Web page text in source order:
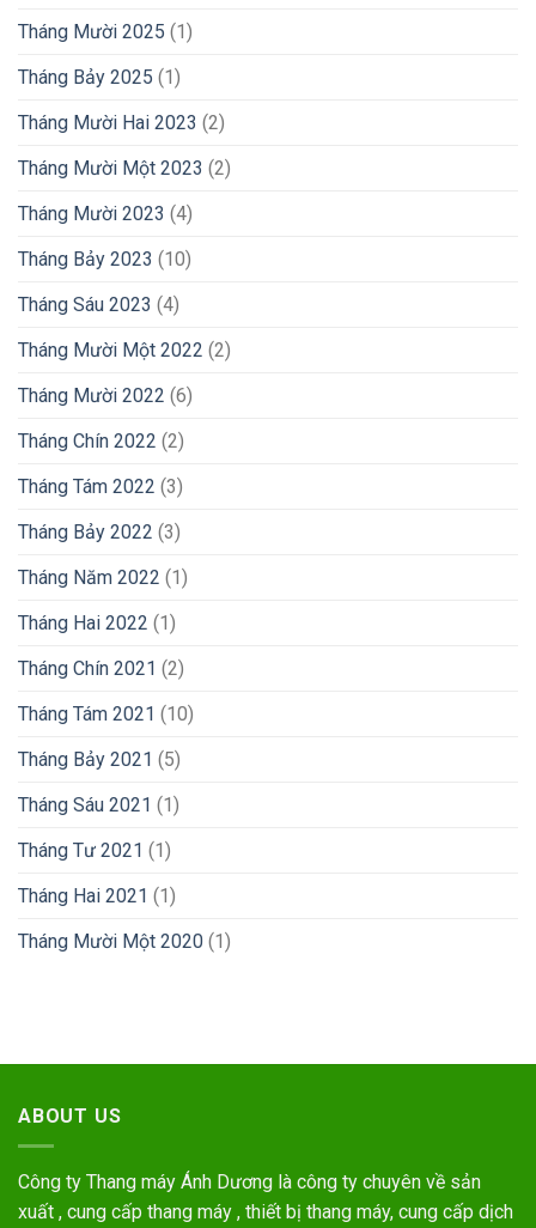
Tháng Mười 2025 (1)
Tháng Bảy 2025 (1)
Tháng Mười Hai 2023 (2)
Tháng Mười Một 2023 (2)
Tháng Mười 2023 (4)
Tháng Bảy 2023 (10)
Tháng Sáu 2023 (4)
Tháng Mười Một 2022 (2)
Tháng Mười 2022 (6)
Tháng Chín 2022 (2)
Tháng Tám 2022 (3)
Tháng Bảy 2022 (3)
Tháng Năm 2022 (1)
Tháng Hai 2022 (1)
Tháng Chín 2021 (2)
Tháng Tám 2021 (10)
Tháng Bảy 2021 (5)
Tháng Sáu 2021 (1)
Tháng Tư 2021 (1)
Tháng Hai 2021 (1)
Tháng Mười Một 2020 (1)
ABOUT US
Công ty Thang máy Ánh Dương là công ty chuyên về sản
xuất , cung cấp thang máy , thiết bị thang máy, cung cấp dịch